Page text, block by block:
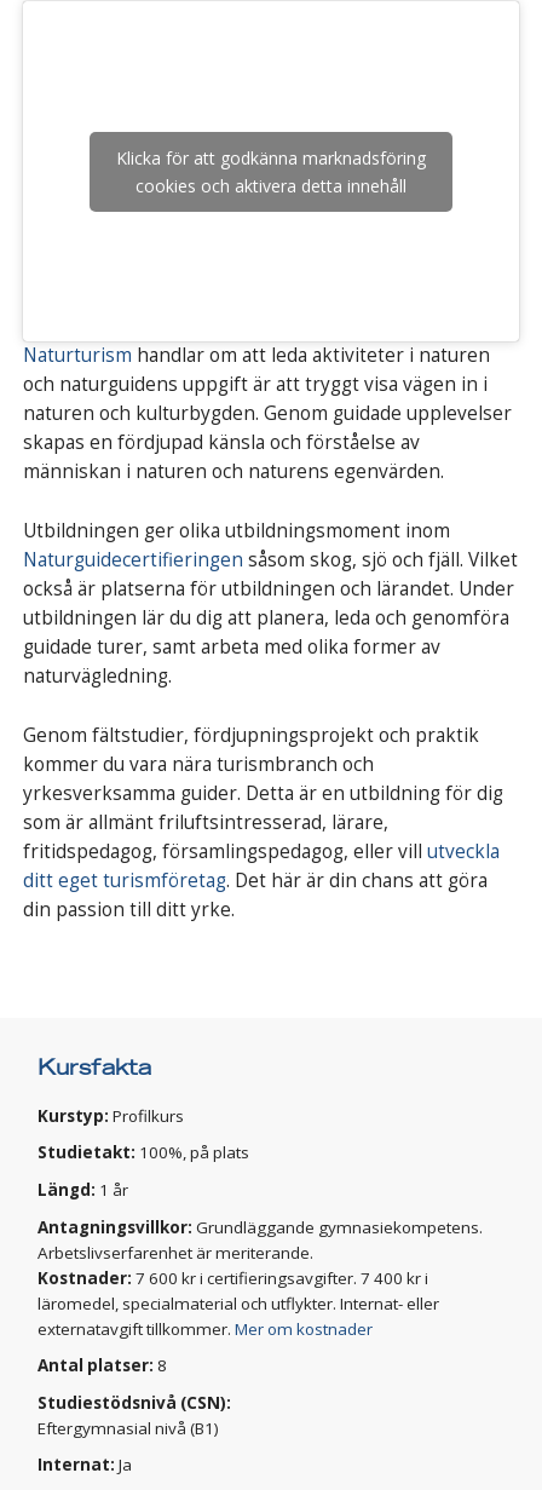
Klicka för att godkänna marknadsföring
cookies och aktivera detta innehåll
Naturturism handlar om att leda aktiviteter i naturen
och naturguidens uppgift är att tryggt visa vägen in i
naturen och kulturbygden. Genom guidade upplevelser
skapas en fördjupad känsla och förståelse av
människan i naturen och naturens egenvärden.
Utbildningen ger olika utbildningsmoment inom
Naturguidecertifieringen såsom skog, sjö och fjäll. Vilket
också är platserna för utbildningen och lärandet. Under
utbildningen lär du dig att planera, leda och genomföra
guidade turer, samt arbeta med olika former av
naturvägledning.
Genom fältstudier, fördjupningsprojekt och praktik
kommer du vara nära turismbranch och
yrkesverksamma guider. Detta är en utbildning för dig
som är allmänt friluftsintresserad, lärare,
fritidspedagog, församlingspedagog, eller villutveckla
ditt eget turismföretag. Det här är din chans att göra
din passion till ditt yrke.
Kursfakta
Kurstyp: Profilkurs
Studietakt: 100%, på plats
Längd: 1 år
Antagningsvillkor: Grundläggande gymnasiekompetens.
Arbetslivserfarenhet är meriterande.
Kostnader: 7 600 kr i certifieringsavgifter. 7 400 kr i
läromedel, specialmaterial och utflykter. Internat- eller
externatavgift tillkommer. Mer om kostnader
Antal platser: 8
Studiestödsnivå (CSN):
Eftergymnasial nivå (B1)
Internat: Ja